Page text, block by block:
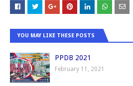
YOU MAY LIKE THESE POSTS
PPDB 2021
February 11, 2021